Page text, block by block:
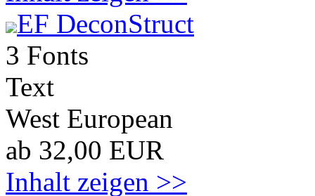
EF DeconStruct
3 Fonts
Text
West European
ab 32,00 EUR
Inhalt zeigen >>